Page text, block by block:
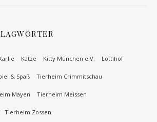
Katze Kitty München e.V. Lottihof
& Spaß Tierheim Crimmitschau
Mayen Tierheim Meissen
Tierheim Zossen